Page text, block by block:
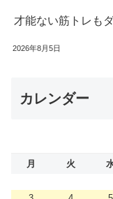
才能ない筋トレも
2026年8月5日
カレンダー
月 火